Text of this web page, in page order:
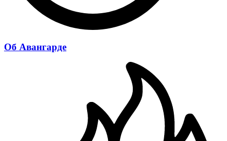
Об Авангарде